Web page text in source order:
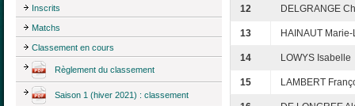
Inscrits
Matchs
Classement en cours
Règlement du classement
Saison 1 (hiver 2021) : classement
12 DELGRANGE
13 HAINAUT
14 LOWYS Isabelle
15 LAMBERT